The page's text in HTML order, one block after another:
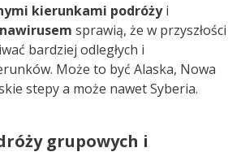
kierunkami podróżyi
sprawią, że w przyszłości
bardziej odległych i
Może to być Alaska, Nowa
stepy a może nawet Syberia.
grupowych i